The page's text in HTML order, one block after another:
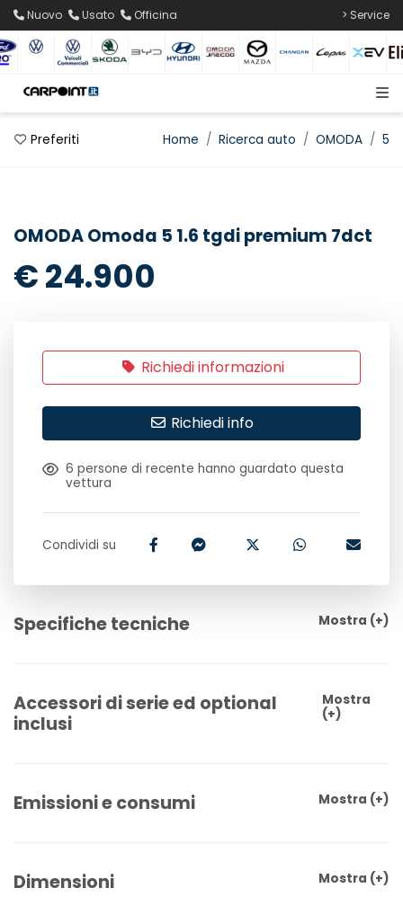
Nuovo Usato Officina > Service
Preferiti Home Ricerca auto OMODA 5
OMODA Omoda 5 1.6 tgdi premium 7dct
€ 24.900
Richiedi informazioni
Richiedi info
6 persone di recente hanno guardato questa
vettura
Condividi su
Specifiche tecniche Mostra (+)
Accessori di serie ed optional
inclusi
Mostra
(+)
Emissioni e consumi Mostra (+)
Dimensioni Mostra (+)